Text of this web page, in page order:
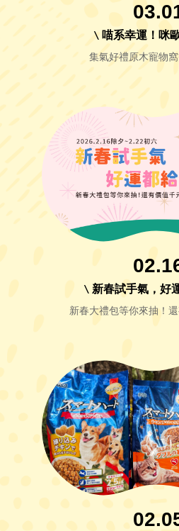
\ 喵系幸運！咪
集氣好禮原木寵物窩
\ 新春試手氣，好
新春大禮包等你來抽！